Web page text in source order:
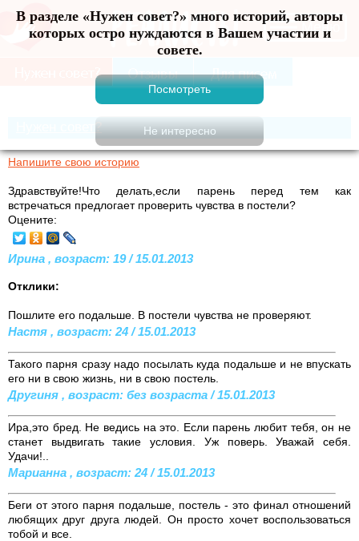
В разделе «Нужен совет?» много историй, авторы
которых остро нуждаются в Вашем участии и
совете.
Меню
Нужен совет?
Напишите свою историю
Здравствуйте!Что делать,если парень перед тем как
встречаться предлогает проверить чувства в постели?
Оцените:
Ирина , возраст: 19 / 15.01.2013
Отклики:
Пошлите его подальше. В постели чувства не проверяют.
Настя , возраст: 24 / 15.01.2013
Такого парня сразу надо посылать куда подальше и не впускать
его ни в свою жизнь, ни в свою постель.
Другиня , возраст: без возраста / 15.01.2013
Ира,это бред. Не ведись на это. Если парень любит тебя, он не
станет выдвигать такие условия. Уж поверь. Уважай себя.
Удачи!..
Марианна , возраст: 24 / 15.01.2013
Беги от этого парня подальше, постель - это финал отношений
любящих друг друга людей. Он просто хочет воспользоваться
тобой и все.